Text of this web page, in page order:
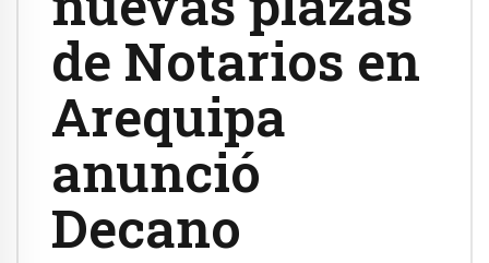
de Notarios en
Arequipa
anunció
Decano